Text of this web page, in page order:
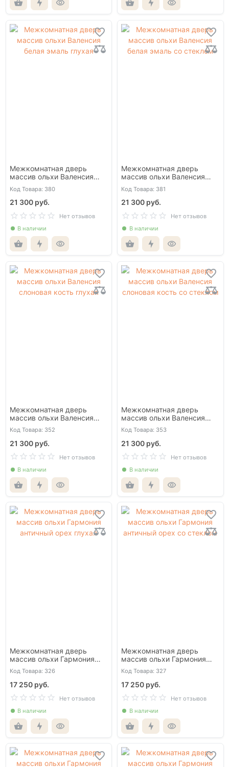
Межкомнатная дверь
массив ольхи Валенсия
белая эмаль глухая
Код Товара: 380
21 300 руб.
Нет отзывов
В наличии
Межкомнатная дверь
массив ольхи Валенсия
белая эмаль со стеклом
Код Товара: 381
21 300 руб.
Нет отзывов
В наличии
Межкомнатная дверь
массив ольхи Валенсия
слоновая кость глухая
Код Товара: 352
21 300 руб.
Нет отзывов
В наличии
Межкомнатная дверь
массив ольхи Валенсия
слоновая кость со стеклом
Код Товара: 353
21 300 руб.
Нет отзывов
В наличии
Межкомнатная дверь
массив ольхи Гармония
античный орех глухая
Код Товара: 326
17 250 руб.
Нет отзывов
В наличии
Межкомнатная дверь
массив ольхи Гармония
античный орех со стеклом
Код Товара: 327
17 250 руб.
Нет отзывов
В наличии